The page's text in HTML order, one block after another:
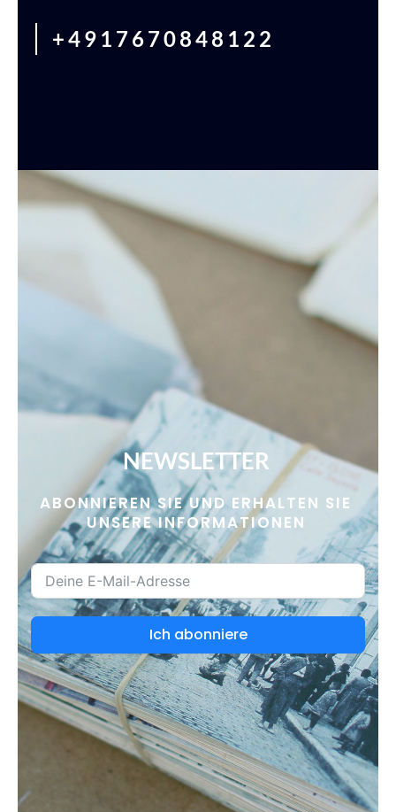
+4917670848122
NEWSLETTER
ABONNIEREN SIE UND ERHALTEN SIE
UNSERE INFORMATIONEN
Ich abonniere